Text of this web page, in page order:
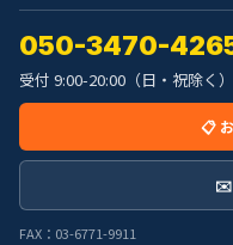
050-3470-
受付 9:00-20:00（日・祝除く）
📋
✉️
FAX：03-6771-9911